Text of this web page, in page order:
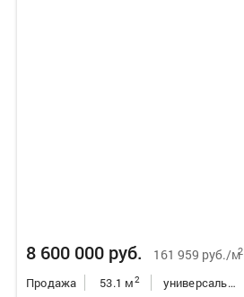
8 600 000 руб. 161 959 руб./м2
Продажа 53.1 м2 универсальное неж.пом.